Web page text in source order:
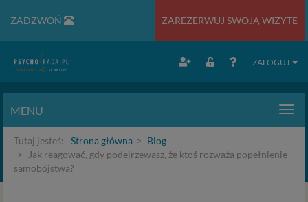
ZADZWOŃ ZAREZERWUJ SWOJĄ WIZYTĘ
ZALOGUJ
MENU
Tutaj jesteś: Strona główna
Blog
Jak reagować, gdy podejrzewasz, że ktoś rozważa popełnienie
samobójstwa?